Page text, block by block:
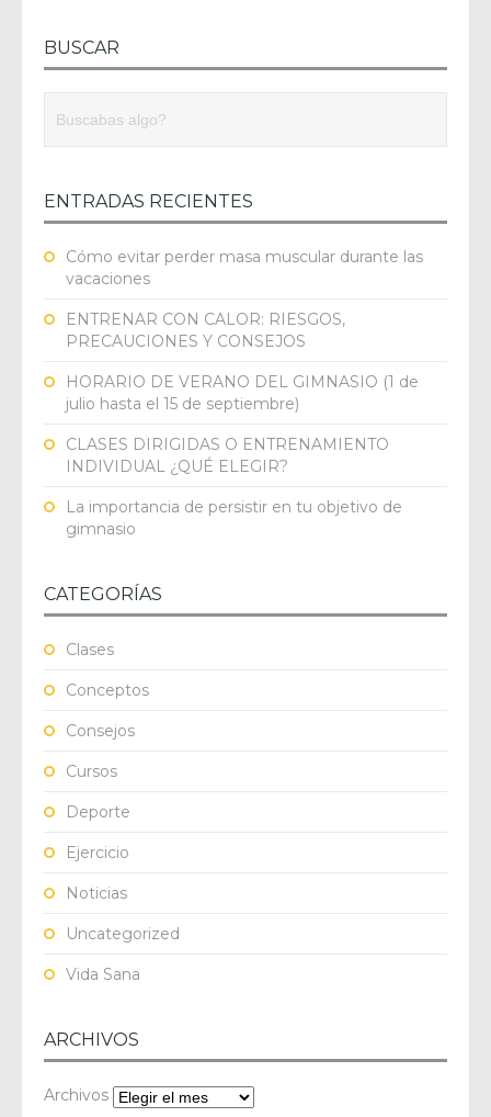
BUSCAR
ENTRADAS RECIENTES
Cómo evitar perder masa muscular durante las
vacaciones
ENTRENAR CON CALOR: RIESGOS,
PRECAUCIONES Y CONSEJOS
HORARIO DE VERANO DEL GIMNASIO (1 de
julio hasta el 15 de septiembre)
CLASES DIRIGIDAS O ENTRENAMIENTO
INDIVIDUAL ¿QUÉ ELEGIR?
La importancia de persistir en tu objetivo de
gimnasio
CATEGORÍAS
Clases
Conceptos
Consejos
Cursos
Deporte
Ejercicio
Noticias
Uncategorized
Vida Sana
ARCHIVOS
Archivos